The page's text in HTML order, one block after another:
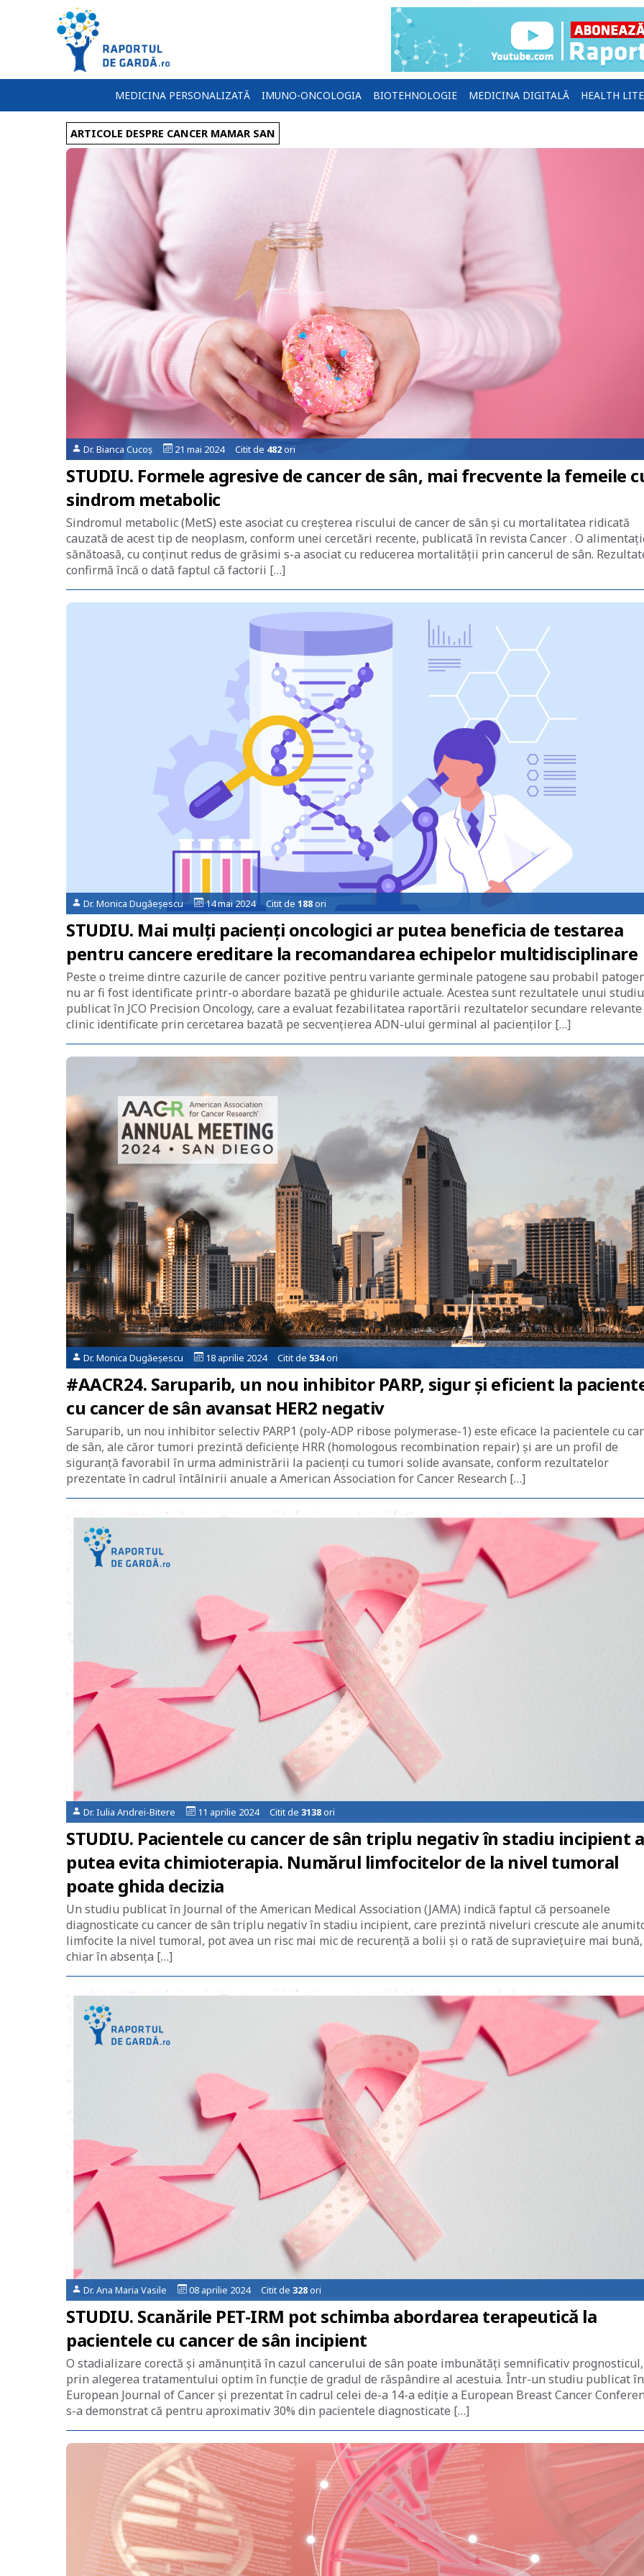
MEDICINA PERSONALIZATĂ IMUNO-ONCOLOGIA BIOTEHNOLOGIE MEDICINA DIGITALĂ HEALTH
ARTICOLE DESPRE CANCER MAMAR SAN
Dr. Bianca Cucoș 21 mai 2024 Citit de 482ori
STUDIU. Formele agresive de cancer de sân, mai frecvente la femeile
sindrom metabolic
Sindromul metabolic (MetS) este asociat cu creșterea riscului de cancer de sân și cu mortalitatea ridicată
cauzată de acest tip de neoplasm, conform unei cercetări recente, publicată în revista Cancer . O
sănătoasă, cu conținut redus de grăsimi s-a asociat cu reducerea mortalității prin cancerul de sân.
confirmă încă o dată faptul că factorii […]
Dr. Monica Dugăeșescu 14 mai 2024 Citit de 188ori
STUDIU. Mai mulți pacienți oncologici ar putea beneficia de testarea
pentru cancere ereditare la recomandarea echipelor multidisciplinare
Peste o treime dintre cazurile de cancer pozitive pentru variante germinale patogene sau probabil
nu ar fi fost identificate printr-o abordare bazată pe ghidurile actuale. Acestea sunt rezultatele unui studiu
publicat în JCO Precision Oncology, care a evaluat fezabilitatea raportării rezultatelor secundare relevante
clinic identificate prin cercetarea bazată pe secvenţierea ADN-ului germinal al pacienţilor […]
Dr. Monica Dugăeșescu 18 aprilie 2024 Citit de 534ori
#AACR24. Saruparib, un nou inhibitor PARP, sigur și eficient la
cu cancer de sân avansat HER2 negativ
Saruparib, un nou inhibitor selectiv PARP1 (poly-ADP ribose polymerase-1) este eficace la pacientele cu
de sân, ale căror tumori prezintă deficienţe HRR (homologous recombination repair) şi are un profil de
siguranţă favorabil în urma administrării la pacienţi cu tumori solide avansate, conform rezultatelor
prezentate în cadrul întâlnirii anuale a American Association for Cancer Research […]
Dr. Iulia Andrei-Bitere 11 aprilie 2024 Citit de 3138ori
STUDIU. Pacientele cu cancer de sân triplu negativ în stadiu incipient
putea evita chimioterapia. Numărul limfocitelor de la nivel tumoral
poate ghida decizia
Un studiu publicat în Journal of the American Medical Association (JAMA) indică faptul că persoanele
diagnosticate cu cancer de sân triplu negativ în stadiu incipient, care prezintă niveluri crescute ale
limfocite la nivel tumoral, pot avea un risc mai mic de recurență a bolii și o rată de supraviețuire mai bună,
chiar în absența […]
Dr. Ana Maria Vasile 08 aprilie 2024 Citit de 328ori
STUDIU. Scanările PET-IRM pot schimba abordarea terapeutică la
pacientele cu cancer de sân incipient
O stadializare corectă și amănunțită în cazul cancerului de sân poate imbunătăți semnificativ prognosticul,
prin alegerea tratamentului optim în funcție de gradul de răspândire al acestuia. Într-un studiu publicat în
European Journal of Cancer și prezentat în cadrul celei de-a 14-a ediție a European Breast Cancer
s-a demonstrat că pentru aproximativ 30% din pacientele diagnosticate […]